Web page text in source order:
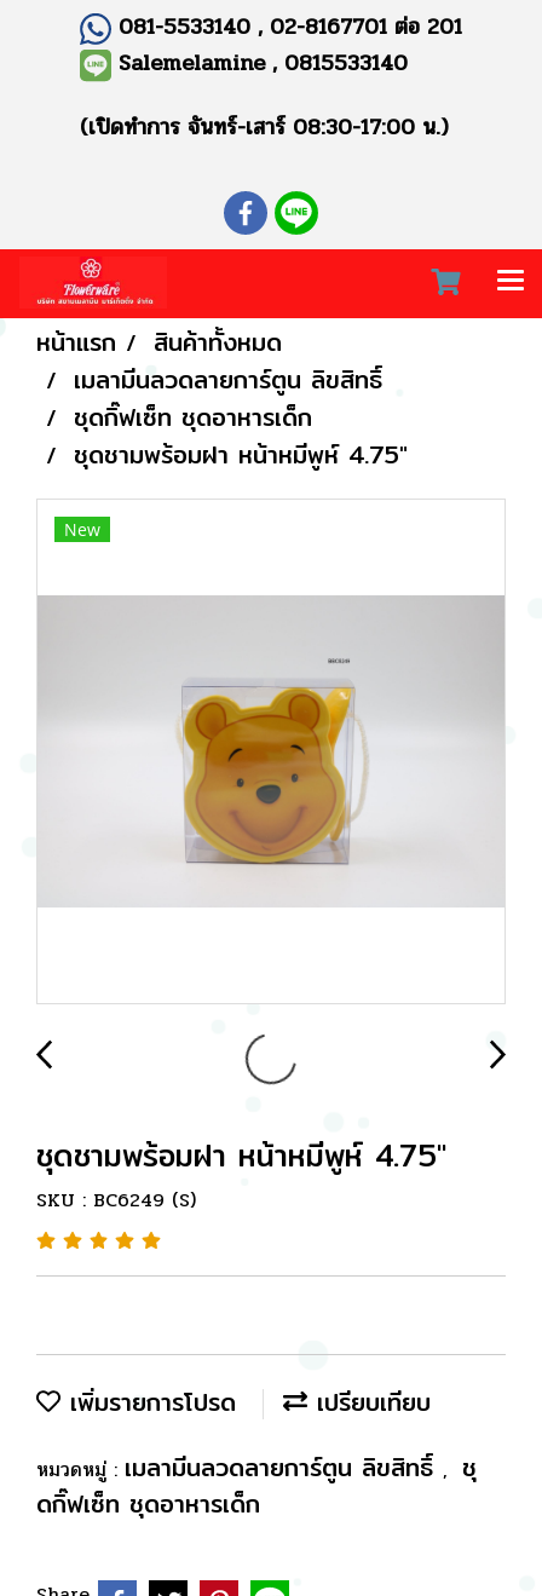
081-5533140 , 02-8167701 ต่อ 201
Salemelamine , 0815533140
(เปิดทำการ จันทร์-เสาร์ 08:30-17:00 น.)
หน้าแรก
สินค้าทั้งหมด
เมลามีนลวดลายการ์ตูน ลิขสิทธิ์
ชุดกิ๊ฟเซ็ท ชุดอาหารเด็ก
ชุดชามพร้อมฝา หน้าหมีพูห์ 4.75"
New
ชุดชามพร้อมฝา หน้าหมีพูห์ 4.75"
SKU : BC6249 (S)
เพิ่มรายการโปรด เปรียบเทียบ
หมวดหมู่ : เมลามีนลวดลายการ์ตูน ลิขสิทธิ์ , ชุ
ดกิ๊ฟเซ็ท ชุดอาหารเด็ก